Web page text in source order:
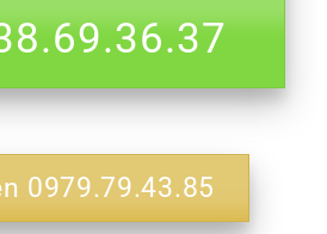
0979.79.43.85